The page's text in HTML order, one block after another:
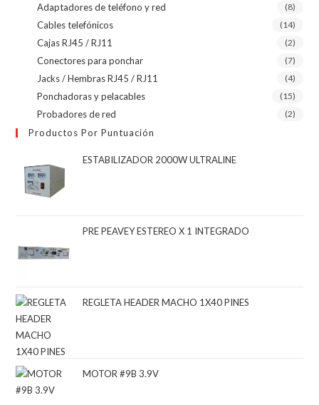
Adaptadores de teléfono y red (8)
Cables telefónicos (14)
Cajas RJ45 / RJ11 (2)
Conectores para ponchar (7)
Jacks / Hembras RJ45 / RJ11 (4)
Ponchadoras y pelacables (15)
Probadores de red (2)
Productos Por Puntuación
ESTABILIZADOR 2000W ULTRALINE
PRE PEAVEY ESTEREO X 1 INTEGRADO
REGLETA HEADER MACHO 1X40 PINES
MOTOR #9B 3.9V